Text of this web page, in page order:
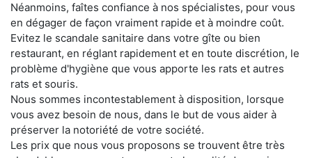
Néanmoins, faîtes confiance à nos spécialistes, pour vous
en dégager de façon vraiment rapide et à moindre coût.
Evitez le scandale sanitaire dans votre gîte ou bien
restaurant, en réglant rapidement et en toute discrétion, le
problème d'hygiène que vous apporte les rats et autres
rats et souris.
Nous sommes incontestablement à disposition, lorsque
vous avez besoin de nous, dans le but de vous aider à
préserver la notoriété de votre société.
Les prix que nous vous proposons se trouvent être très